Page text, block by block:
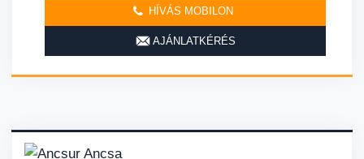
HÍVÁS MOBILON
AJÁNLATKÉRÉS